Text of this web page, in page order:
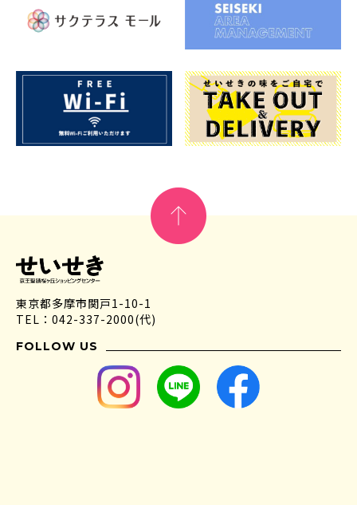
東京都多摩市関戸1-10-1
TEL：042-337-2000(代)
FOLLOW US